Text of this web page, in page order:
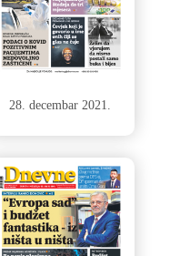
28. decembar 2021.